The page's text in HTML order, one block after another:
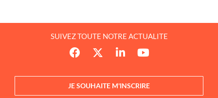
SUIVEZ TOUTE NOTRE ACTUALITE
JE SOUHAITE M'INSCRIRE